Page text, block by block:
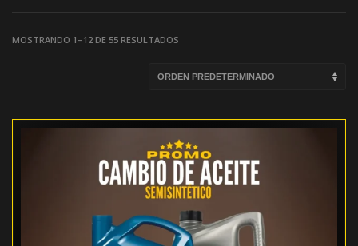
MOSTRANDO 1–12 DE 55 RESULTADOS